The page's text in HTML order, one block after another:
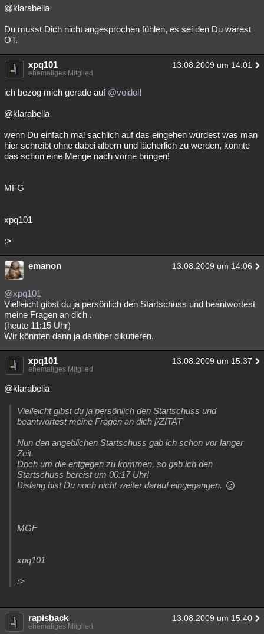
@klarabella
Du musst Dich nicht angesprochen fühlen, es sei den Du wärest
OT.
xpq101 13.08.2009 um 14:01
ehemaliges Mitglied
ich bezog mich gerade auf @voidol!
@klarabella
wenn Du einfach mal sachlich auf das eingehen würdest was man
hier schreibt ohne dabei albern und lächerlich zu werden, könnte
das schon eine Menge nach vorne bringen!
MFG
xpq101
:>
emanon 13.08.2009 um 14:06
@xpq101
Vielleicht gibst du ja persönlich den Startschuss und beantwortest
meine Fragen an dich .
(heute 11:15 Uhr)
Wir könnten dann ja darüber dikutieren.
xpq101 13.08.2009 um 15:37
ehemaliges Mitglied
@klarabella
Vielleicht gibst du ja persönlich den Startschuss und
beantwortest meine Fragen an dich [/ZITAT
Nun den angeblichen Startschuss gab ich schon vor langer
Zeit.
Doch um die entgegen zu kommen, so gab ich den
Startschuss bereist um 00:17 Uhr!
Bislang bist Du noch nicht weiter darauf eingegangen.
MGF
xpq101
:>
rapisback 13.08.2009 um 15:40
ehemaliges Mitglied